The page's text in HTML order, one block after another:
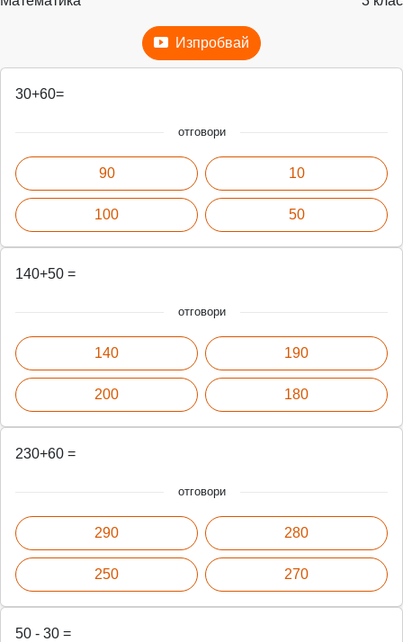
Изпробвай
30+60=
отговори
90
100
10
50
140+50 =
отговори
140
200
190
180
230+60 =
отговори
290
250
280
270
50 - 30 =